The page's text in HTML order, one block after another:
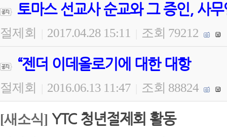
토마스 선교사 순교와 그 증인, 사
절제회 2017.04.28 15:11 조회 79212
“젠더 이데올로기에 대한 대항
절제회 2016.06.13 11:47 조회 88824
[새소식] YTC 청년절제회 활동